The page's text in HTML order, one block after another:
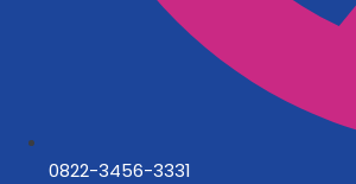
0822-3456-3331